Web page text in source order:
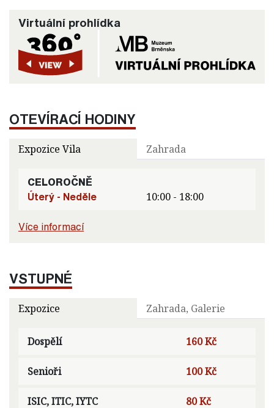
Virtuální prohlídka
OTEVÍRACÍ HODINY
Expozice Vila Zahrada
CELOROČNĚ
Úterý - Neděle
10:00 - 18:00
Více informací
VSTUPNÉ
Expozice Zahrada, Galerie
Dospělí 160 Kč
Senioři 100 Kč
ISIC, ITIC, IYTC 80 Kč